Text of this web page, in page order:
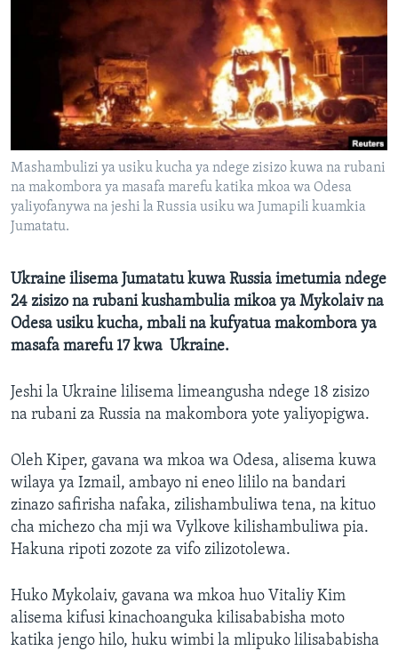
Mashambulizi ya usiku kucha ya ndege zisizo kuwa na rubani
na makombora ya masafa marefu katika mkoa wa Odesa
yaliyofanywa na jeshi la Russia usiku wa Jumapili kuamkia
Jumatatu.
Ukraine ilisema Jumatatu kuwa Russia imetumia ndege
24 zisizo na rubani kushambulia mikoa ya Mykolaiv na
Odesa usiku kucha, mbali na kufyatua makombora ya
masafa marefu 17 kwa Ukraine.
Jeshi la Ukraine lilisema limeangusha ndege 18 zisizo
na rubani za Russia na makombora yote yaliyopigwa.
Oleh Kiper, gavana wa mkoa wa Odesa, alisema kuwa
wilaya ya Izmail, ambayo ni eneo lililo na bandari
zinazo safirisha nafaka, zilishambuliwa tena, na kituo
cha michezo cha mji wa Vylkove kilishambuliwa pia.
Hakuna ripoti zozote za vifo zilizotolewa.
Huko Mykolaiv, gavana wa mkoa huo Vitaliy Kim
alisema kifusi kinachoanguka kilisababisha moto
katika jengo hilo, huku wimbi la mlipuko lilisababisha